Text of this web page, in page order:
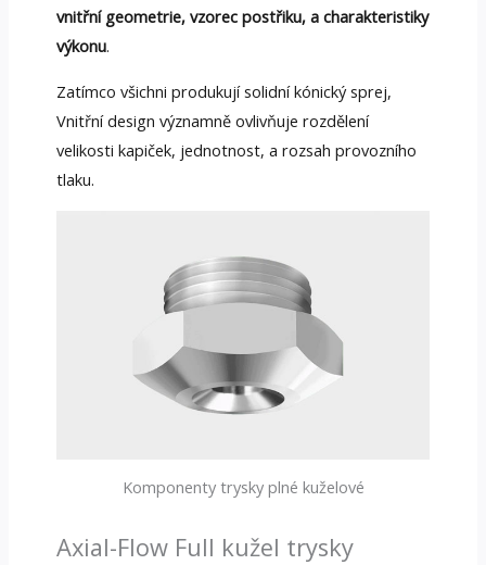
vnitřní geometrie, vzorec postřiku, a charakteristiky
výkonu.
Zatímco všichni produkují solidní kónický sprej,
Vnitřní design významně ovlivňuje rozdělení
velikosti kapiček, jednotnost, a rozsah provozního
tlaku.
Komponenty trysky plné kuželové
Axial-Flow Full kužel trysky